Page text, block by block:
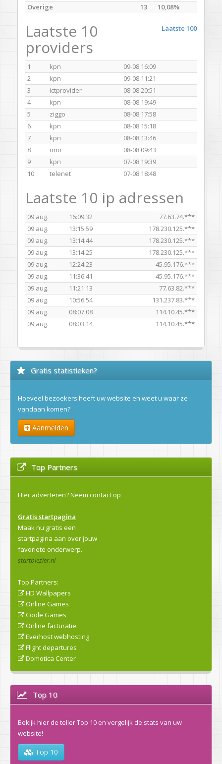
Overige
13 10,08%
Laatste 100
Laatste 10
providers
1 kpn
09-08 16:09
2
kpn
09-08 11:21
3
ictprovider
08-08 20:51
4
kpn
08-08 19:49
5
ziggo
08-08 17:58
6
kpn
08-08 15:18
7
kpn
08-08 13:46
8
ono
08-08 09:43
9
kpn
07-08 19:39
10
telenet 07-08 18:48
Laatste 10 ip adressen
09 aug. 16:09:32
77.63.74.***
09 aug.
13:15:59
178.230.125.***
09 aug.
13:14:44
178.230.125.***
09 aug.
13:14:25
178.230.125.***
09 aug.
12:24:23
45.95.176.***
09 aug.
11:36:41
45.95.176.***
09 aug.
11:21:13
77.63.82.***
09 aug.
10:56:54
131.237.83.***
09 aug.
08:07:08
114.10.45.***
09 aug.
08:03:14 114.10.45.***
Gratis statistieken?
Hoeveel bezoekers heeft uw website en weet u waar ze
vandaan komen?
Aanmelden
Top Partners
Hier adverteren?Neem contact op
Gratis startpagina
Maak nu gratis een
startpagina aan over jouw
favoriete onderwerp.
startplezier.nl
Top Partners:
HD Wallpapers
Online Games
Coole Games
Online facturatie
Everhost webhosting
Flight departures
Domotica Center
Top 10
Bekijk hier de teller Top 10 en vergelijk de stats van uw
website!
Top 10